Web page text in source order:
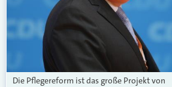
Die Pflegereform ist das große Projekt von